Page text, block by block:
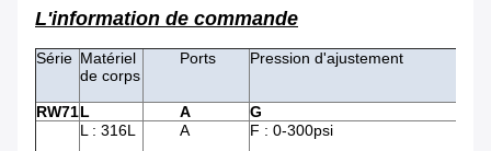
L'information de commande
Série Matériel
de corps
Ports Pression d'ajustement
RW71L A
G
L : 316L
A F : 0-300psi